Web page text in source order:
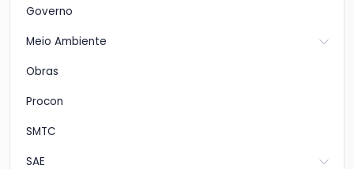
Governo
Meio Ambiente
Obras
Procon
SMTC
SAE